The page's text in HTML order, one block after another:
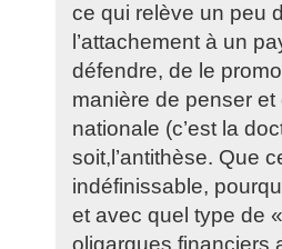
ce qui relève un peu
l’attachement à un
défendre, de le
manière de penser
nationale (c’est la
soit,l’antithèse. Que
indéfinissable,
et avec quel type de
oligarques financiers